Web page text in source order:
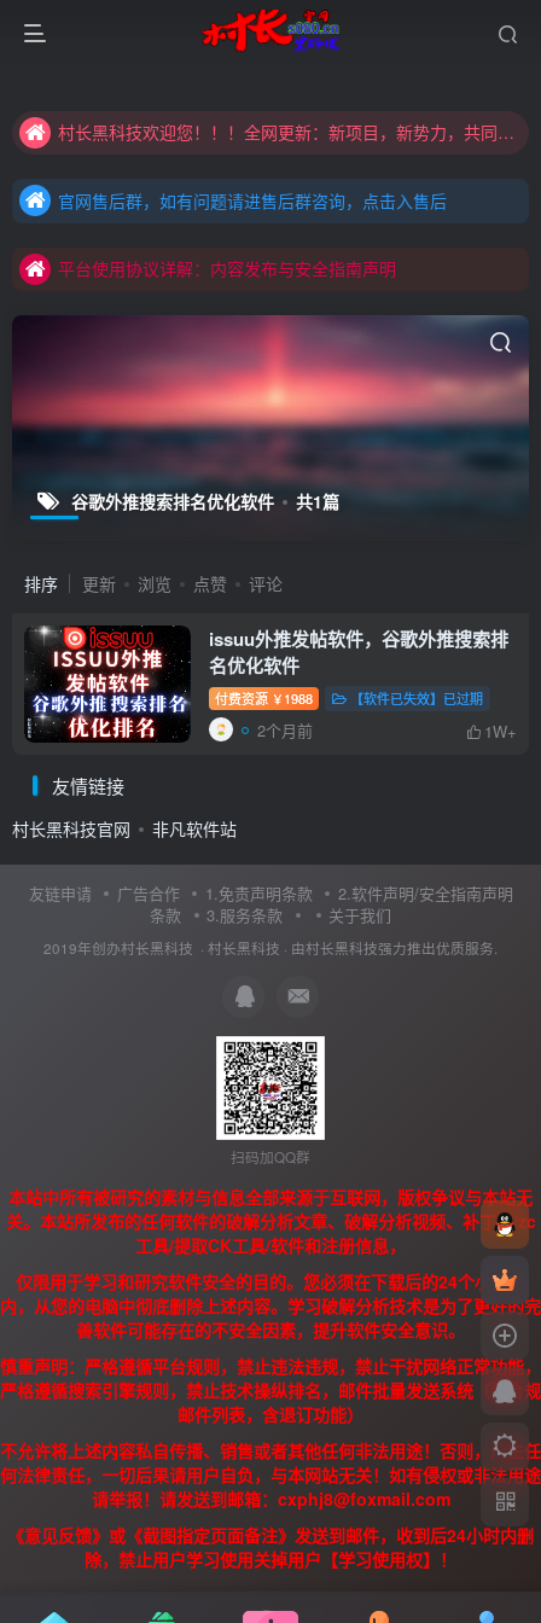
村长黑科技欢迎您！！！全网更新：新项目，新势力，共同发展
村长黑科技欢迎您！！！全网更新：新项目，新势力，共同发展
官网售后群，如有问题请进售后群咨询，点击入售后
平台使用协议详解：内容发布与安全指南声明
谷歌外推搜索排名优化软件 共1篇
排序 更新 浏览 点赞 评论
issuu外推发帖软件，谷歌外推搜索排
名优化软件
付费资源 ￥ 1988 【软件已失效】已过期
2个月前 1W+
友情链接
村长黑科技官网 非凡软件站
友链申请 广告合作 1.免责声明条款
2.软件声明/安全指南声明
条款
3.服务条款 关于我们
2019年创办村长黑科技 · 村长黑科技 · 由村长黑科技强力推出优质服务.
扫码加QQ群
本站中所有被研究的素材与信息全部来源于互联网，版权争议与本站无
关。本站所发布的任何软件的破解分析文章、破解分析视频、补丁、/zc
工具/提取CK工具/软件和注册信息，
仅限用于学习和研究软件安全的目的。您必须在下载后的24个小时之
内，从您的电脑中彻底删除上述内容。学习破解分析技术是为了更好的完
善软件可能存在的不安全因素，提升软件安全意识。
慎重声明：严格遵循平台规则，禁止违法违规，禁止干扰网络正常功能，
严格遵循搜索引擎规则，禁止技术操纵排名，邮件批量发送系统（需合规
邮件列表，含退订功能）
不允许将上述内容私自传播、销售或者其他任何非法用途！否则，产生任
何法律责任，一切后果请用户自负，与本网站无关！如有侵权或非法用途
请举报！请发送到邮箱：cxphj8@foxmail.com
《意见反馈》或《截图指定页面备注》发送到邮件，收到后24小时内删
除，禁止用户学习使用关掉用户【学习使用权】！